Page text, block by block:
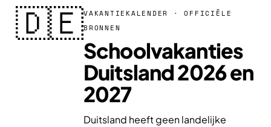
🇩🇪VAKANTIEKALENDER · OFFICIËLE
BRONNEN
Schoolvakanties
Duitsland 2026 en
2027
Duitsland heeft geen landelijke